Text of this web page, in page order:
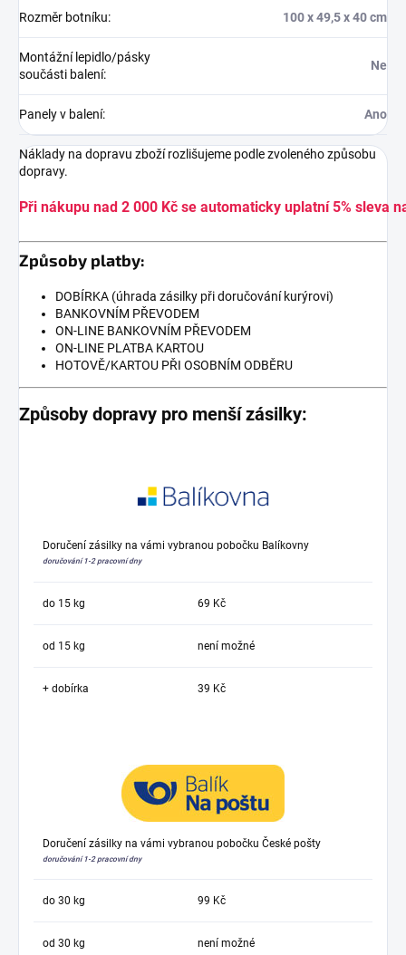
Rozměr botníku: 100 x 49,5 x 40 cm
Montážní lepidlo/pásky
součásti balení:
Ne
Panely v balení: Ano
Náklady na dopravu zboží rozlišujeme podle zvoleného způsobu
dopravy.
Při nákupu nad 2 000 Kč se automaticky uplatní 5% sleva
Způsoby platby:
DOBÍRKA (úhrada zásilky při doručování kurýrovi)
BANKOVNÍM PŘEVODEM
ON-LINE BANKOVNÍM PŘEVODEM
ON-LINE PLATBA KARTOU
HOTOVĚ/KARTOU PŘI OSOBNÍM ODBĚRU
Způsoby dopravy pro menší zásilky:
Doručení zásilky na vámi vybranou pobočku Balíkovny
doručování 1-2 pracovní dny
do 15 kg 69 Kč
od 15 kg není možné
+ dobírka 39 Kč
Doručení zásilky na vámi vybranou pobočku České pošty
doručování 1-2 pracovní dny
do 30 kg 99 Kč
od 30 kg není možné